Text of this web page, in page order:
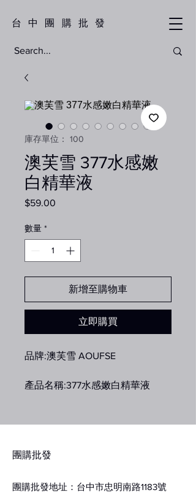
​台中團購批發
庫存單位： 100
澳芙雪 377水感嫩
白精華液
$59.00
數量 *
新增至購物車
立即購買
品牌:澳芙雪 AOUFSE
產品名稱:377水感嫩白精華液
​團購批發
團購批發地址：台中市忠明南路1183號